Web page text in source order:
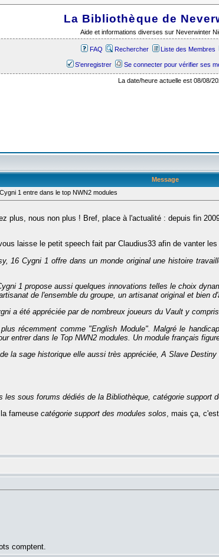
La Bibliothèque de
Aide et informations diverses sur Neverwinter
FAQ Rechercher Liste des Membres
S'enregistrer Se connecter pour vérifier ses
La date/heure actuelle est 08/08/
Message
1 entre dans le top NWN2 modules
plus, nous non plus ! Bref, place à l'actualité : depuis fin
laisse le petit speech fait par Claudius33 afin de vanter
16 Cygni 1 offre dans un monde original une histoire
1 propose aussi quelques innovations telles le choix
de l'ensemble du groupe, un artisanat original et bien
a été appréciée par de nombreux joueurs du Vault y
récemment comme "English Module". Malgré le
entrer dans le Top NWN2 modules. Un module français
la sage historique elle aussi très appréciée, A Slave
sous forums dédiés de la Bibliothèque, catégorie support
fameuse catégorie support des modules solos, mais ça,
comptent.